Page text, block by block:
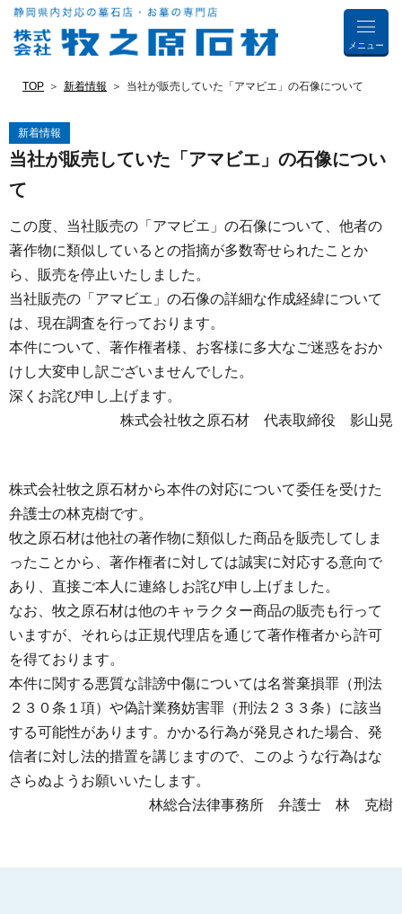
メニュー
TOP 新着情報 当社が販売していた「アマビエ」の石像について
新着情報
当社が販売していた「アマビエ」の石像につい
て
この度、当社販売の「アマビエ」の石像について、他者の
著作物に類似しているとの指摘が多数寄せられたことか
ら、販売を停止いたしました。
当社販売の「アマビエ」の石像の詳細な作成経緯について
は、現在調査を行っております。
本件について、著作権者様、お客様に多大なご迷惑をおか
けし大変申し訳ございませんでした。
深くお詫び申し上げます。
株式会社牧之原石材 代表取締役 影山晃
株式会社牧之原石材から本件の対応について委任を受けた
弁護士の林克樹です。
牧之原石材は他社の著作物に類似した商品を販売してしま
ったことから、著作権者に対しては誠実に対応する意向で
あり、直接ご本人に連絡しお詫び申し上げました。
なお、牧之原石材は他のキャラクター商品の販売も行って
いますが、それらは正規代理店を通じて著作権者から許可
を得ております。
本件に関する悪質な誹謗中傷については名誉棄損罪（刑法
２３０条１項）や偽計業務妨害罪（刑法２３３条）に該当
する可能性があります。かかる行為が発見された場合、発
信者に対し法的措置を講じますので、このような行為はな
さらぬようお願いいたします。
林総合法律事務所 弁護士 林 克樹